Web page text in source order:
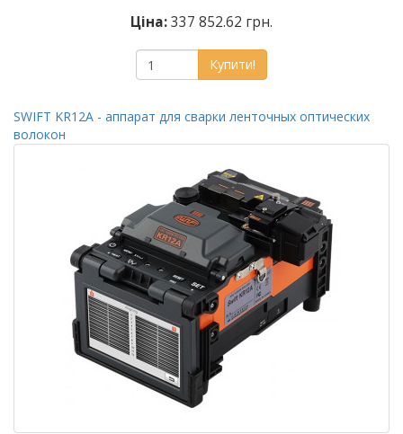
Ціна:337 852.62 грн.
Купити!
SWIFT KR12A - аппарат для сварки ленточных оптических
волокон